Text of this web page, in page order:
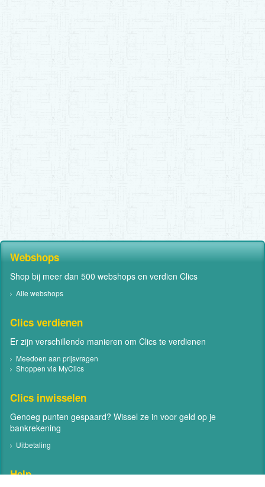
Webshops
Shop bij meer dan 500 webshops en verdien Clics
Alle webshops
Clics verdienen
Er zijn verschillende manieren om Clics te verdienen
Meedoen aan prijsvragen
Shoppen via MyClics
Clics inwisselen
Genoeg punten gespaard? Wissel ze in voor geld op je
bankrekening
Uitbetaling
Help